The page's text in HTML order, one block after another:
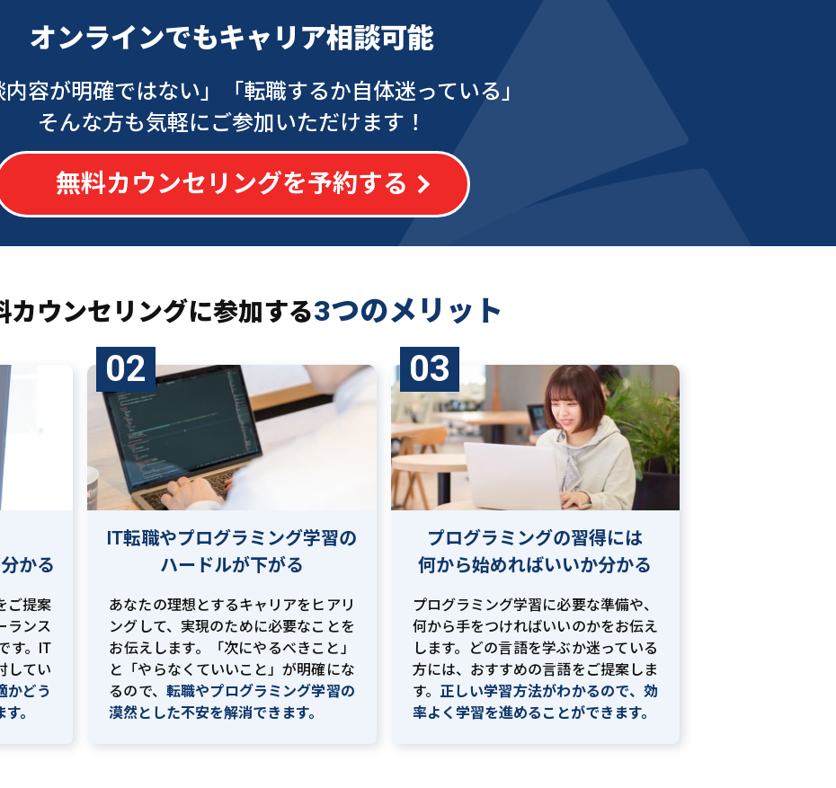
オンラインでもキャリア相談可能
内容が明確ではない」
「転職するか自体迷っている」
そんな方も気軽にご参加いただけます！
無料カウンセリングを予約する
カウンセリングに参加する3つのメリット
かる
ご提案
ランス
す。IT
してい
かどう
。
02
IT転職やプログラミング学習の
ハードルが下がる
あなたの理想とするキャリアをヒアリ
ングして、実現のために必要なことを
お伝えします。「次にやるべきこと」
と「やらなくていいこと」が明確にな
るので、 転職やプログラミング学習の
漠然とした不安を解消できます。
03
プログラミングの習得には
何から始めればいいか分かる
プログラミング学習に必要な準備や、
何から手をつければいいのかをお伝え
します。どの言語を学ぶか迷っている
方には、おすすめの言語をご提案しま
す。 正しい学習方法がわかるので、効
率よく学習を進めることができます。